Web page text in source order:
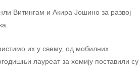
Витингам и Акира Јошино за развој
их у свему, од мобилних
лауреат за хемију поставили су